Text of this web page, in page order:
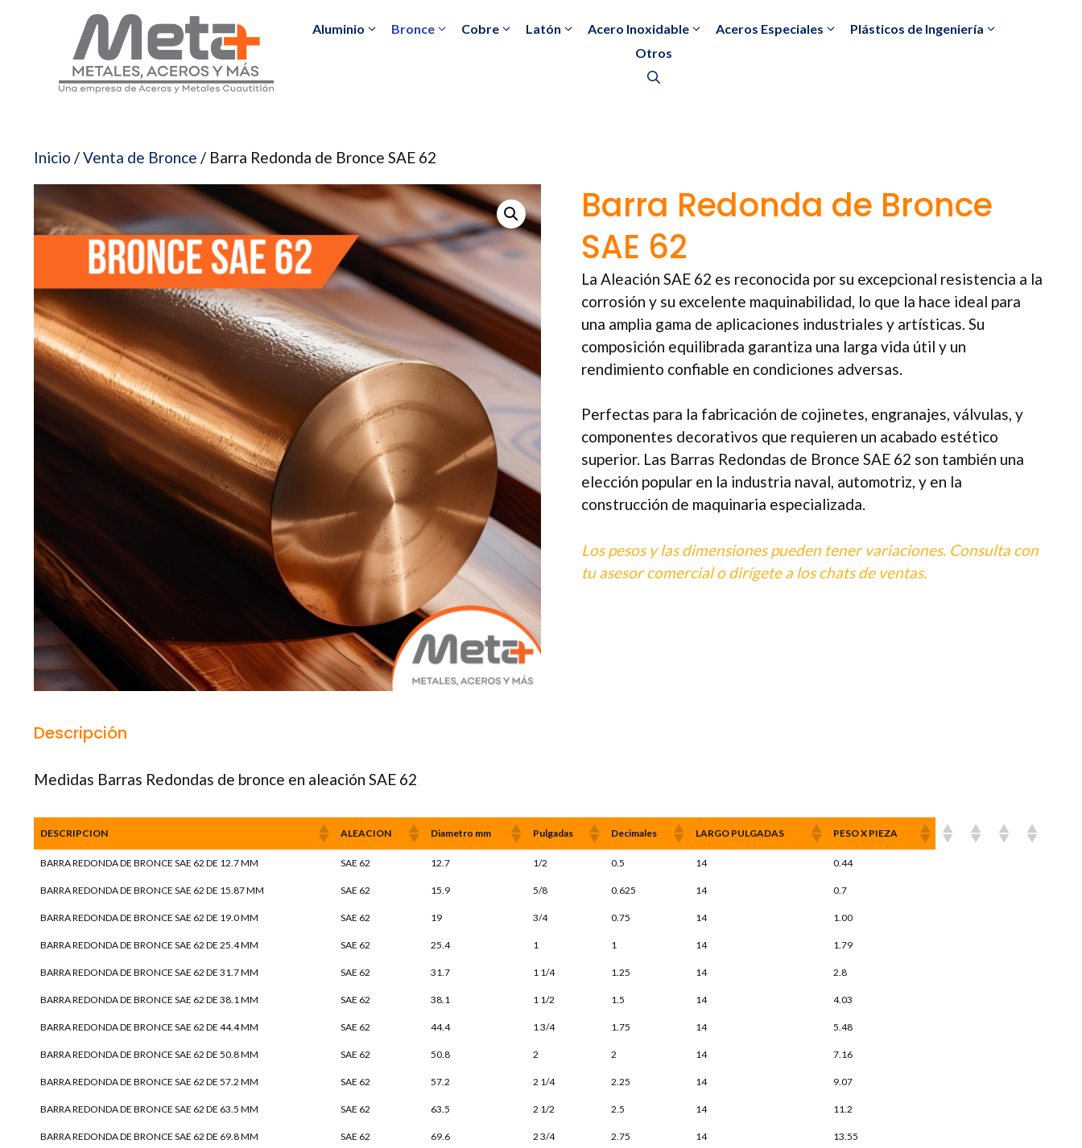
Aluminio Bronce Cobre Latón Acero Inoxidable Aceros Especiales
Plásticos de Ingeniería
Otros
Inicio /Venta de Bronce / Barra Redonda de Bronce SAE 62
Barra Redonda de Bronce
SAE 62
La Aleación SAE 62 es reconocida por su excepcional resistencia a la
corrosión y su excelente maquinabilidad, lo que la hace ideal para
una amplia gama de aplicaciones industriales y artísticas. Su
composición equilibrada garantiza una larga vida útil y un
rendimiento confiable en condiciones adversas.
Perfectas para la fabricación de cojinetes, engranajes, válvulas, y
componentes decorativos que requieren un acabado estético
superior. Las Barras Redondas de Bronce SAE 62 son también una
elección popular en la industria naval, automotriz, y en la
construcción de maquinaria especializada.
Los pesos y las dimensiones pueden tener variaciones. Consulta con
tu asesor comercial o dirígete a los chats de ventas.
Descripción
Medidas Barras Redondas de bronce en aleación SAE 62
DESCRIPCION ALEACION Diametro mm Pulgadas Decimales LARGO PULGADAS PESO X PIEZA
BARRA REDONDA DE BRONCE SAE 62 DE 12.7 MM SAE 62 12.7 1/2 0.5 14 0.44
BARRA REDONDA DE BRONCE SAE 62 DE 15.87 MM SAE 62 15.9 5/8 0.625 14 0.7
BARRA REDONDA DE BRONCE SAE 62 DE 19.0 MM SAE 62 19 3/4 0.75 14 1.00
BARRA REDONDA DE BRONCE SAE 62 DE 25.4 MM SAE 62 25.4 1 1 14 1.79
BARRA REDONDA DE BRONCE SAE 62 DE 31.7 MM SAE 62 31.7 1 1/4 1.25 14 2.8
BARRA REDONDA DE BRONCE SAE 62 DE 38.1 MM SAE 62 38.1 1 1/2 1.5 14 4.03
BARRA REDONDA DE BRONCE SAE 62 DE 44.4 MM SAE 62 44.4 1 3/4 1.75 14 5.48
BARRA REDONDA DE BRONCE SAE 62 DE 50.8 MM SAE 62 50.8 2 2 14 7.16
BARRA REDONDA DE BRONCE SAE 62 DE 57.2 MM SAE 62 57.2 2 1/4 2.25 14 9.07
BARRA REDONDA DE BRONCE SAE 62 DE 63.5 MM SAE 62 63.5 2 1/2 2.5 14 11.2
BARRA REDONDA DE BRONCE SAE 62 DE 69.8 MM SAE 62 69.6 2 3/4 2.75 14 13.55